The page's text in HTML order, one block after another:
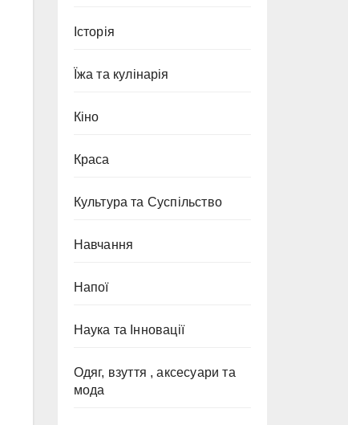
Історія
Їжа та кулінарія
Кіно
Краса
Культура та Суспільство
Навчання
Напої
Наука та Інновації
Одяг, взуття , аксесуари та
мода